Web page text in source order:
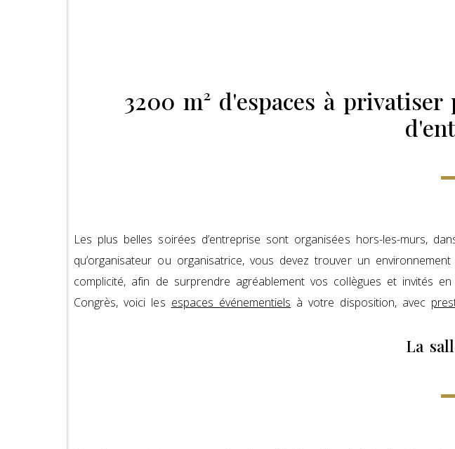
3200 m² d'espaces à
Les plus belles soirées d’entreprise sont organisées hors-les-murs,
qu’organisateur ou organisatrice, vous devez trouver un
complicité, afin de surprendre agréablement vos collègues et invités
Congrès, voici les espaces événementiels à votre disposition, avec
La